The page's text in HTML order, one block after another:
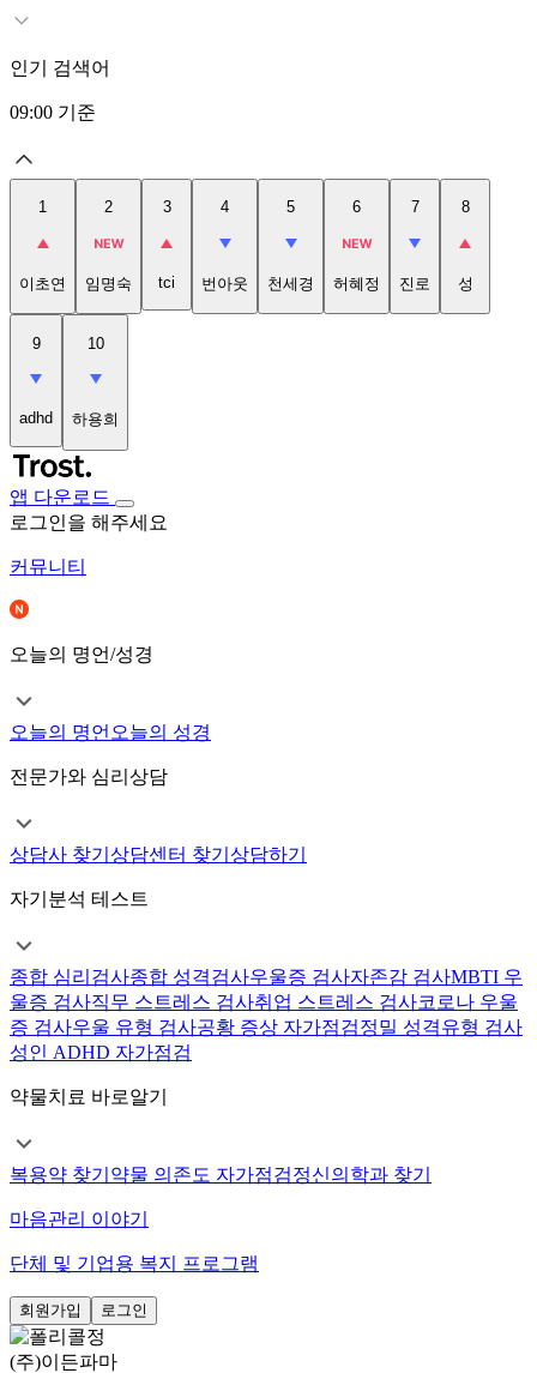
인기 검색어
09:00 기준
1
이초연
2
임명숙
3
tci
4
번아웃
5
천세경
6
허혜정
7
진로
8
성
9
adhd
10
하용희
앱 다운로드
로그인을 해주세요
커뮤니티
오늘의 명언/성경
오늘의 명언 오늘의 성경
전문가와 심리상담
상담사 찾기 상담센터 찾기 상담하기
자기분석 테스트
종합 심리검사종합 성격검사우울증 검사자존감 검사MBTI 우
울증 검사직무 스트레스 검사취업 스트레스 검사코로나 우울
증 검사우울 유형 검사공황 증상 자가점검정밀 성격유형 검사
성인 ADHD 자가점검
약물치료 바로알기
복용약 찾기 약물 의존도 자가점검정신의학과 찾기
마음관리 이야기
단체 및 기업용 복지 프로그램
회원가입 로그인
(주)이든파마